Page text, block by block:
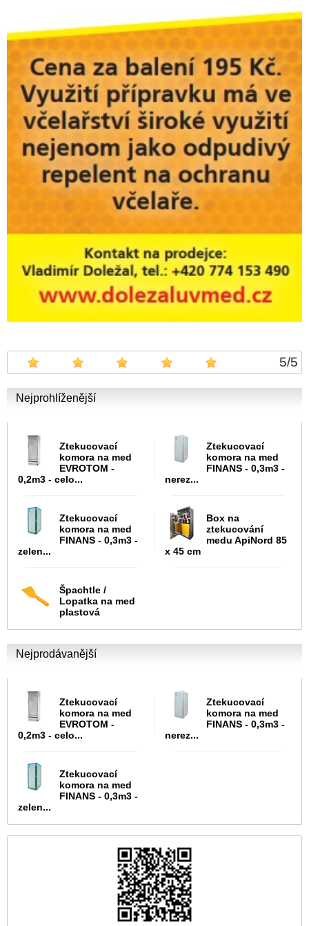
5/5
Nejprohlíženější
Ztekucovací
komora na med
EVROTOM -
0,2m3 - celo...
Ztekucovací
komora na med
FINANS - 0,3m3 -
nerez...
Ztekucovací
komora na med
FINANS - 0,3m3 -
zelen...
Box na
ztekucování
medu ApiNord 85
x 45 cm
Špachtle /
Lopatka na med
plastová
Nejprodávanější
Ztekucovací
komora na med
EVROTOM -
0,2m3 - celo...
Ztekucovací
komora na med
FINANS - 0,3m3 -
nerez...
Ztekucovací
komora na med
FINANS - 0,3m3 -
zelen...